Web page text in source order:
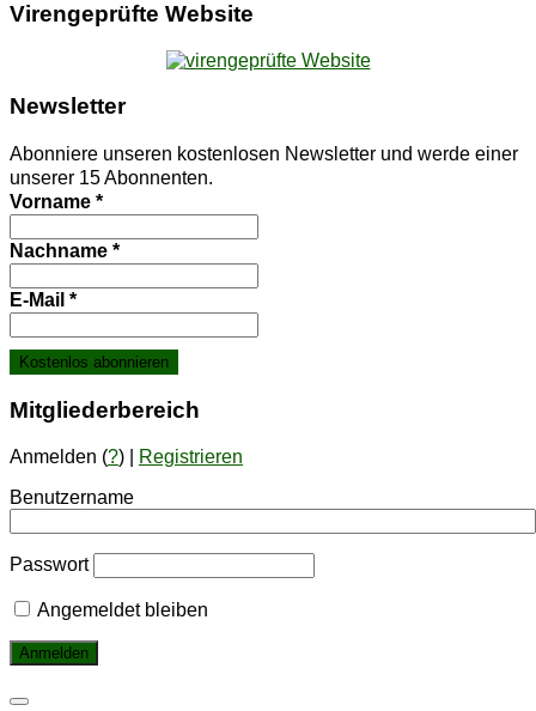
Vi­ren­ge­prüf­te Website
News­let­ter
Abonniere unseren kostenlosen Newsletter und werde einer
unserer 15 Abonnenten.
Vorname *
Nachname *
E-Mail *
Mit­glie­der­be­reich
Anmelden (?) |
Registrieren
Benutzername
Passwort
Angemeldet bleiben